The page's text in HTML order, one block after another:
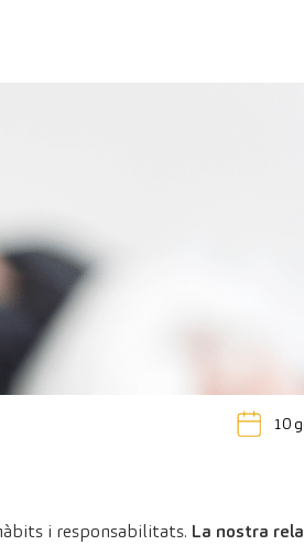
10
i responsabilitats. La nostra